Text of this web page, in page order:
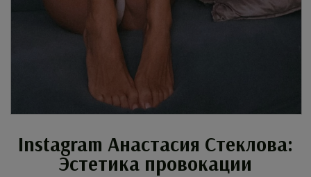
Instagram Анастасия Стеклова:
Эстетика провокации